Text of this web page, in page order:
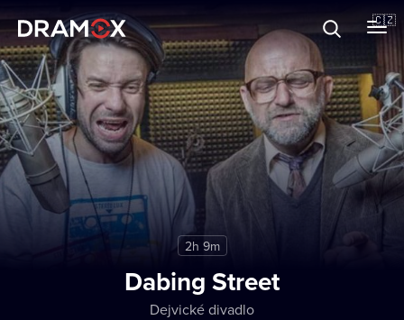
🇨🇿
Dárkové poukazy
Registrujte se
2h 9m
Dabing Street
Dejvické divadlo